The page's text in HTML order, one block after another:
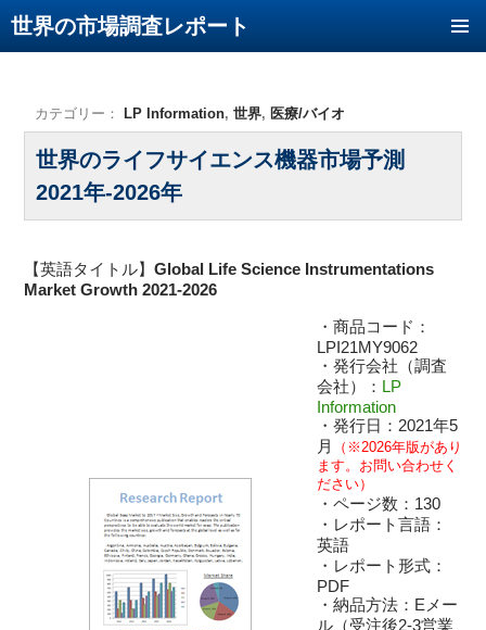
世界の市場調査レポート
カテゴリー： LP Information, 世界, 医療/バイオ
世界のライフサイエンス機器市場予測
2021年-2026年
【英語タイトル】 Global Life Science Instrumentations
Market Growth 2021-2026
・商品コード：
LPI21MY9062
・発行会社（調査
会社）： LP
Information
・発行日：2021年5
月
（※2026年版があり
ます。お問い合わせく
ださい）
・ページ数：130
・レポート言語：
英語
・レポート形式：
PDF
・納品方法：Eメー
ル（受注後2-3営業